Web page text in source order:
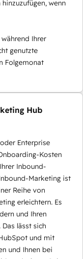
wenn
Ihrer
genutzte
Folgemonat
Hub
Enterprise
Kosten
Inbound-
Marketing ist
Reihe von
erleichtern. Es
und Ihren
lässt sich
und mit
und Ihnen bei